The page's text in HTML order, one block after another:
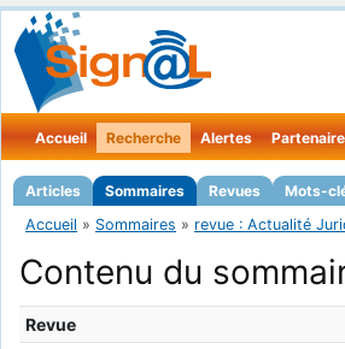
Accueil Recherche
Articles Sommaires Revues Mots-
Alertes
Accueil » Sommaires » revue : Actualité
Contenu du
Revue